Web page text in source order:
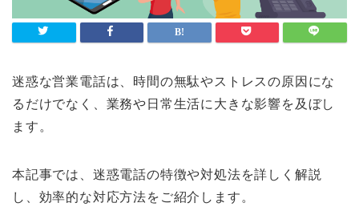
迷惑な営業電話は、時間の無駄やストレスの原因にな
るだけでなく、業務や日常生活に大きな影響を及ぼし
ます。
本記事では、迷惑電話の特徴や対処法を詳しく解説
し、効率的な対応方法をご紹介します。